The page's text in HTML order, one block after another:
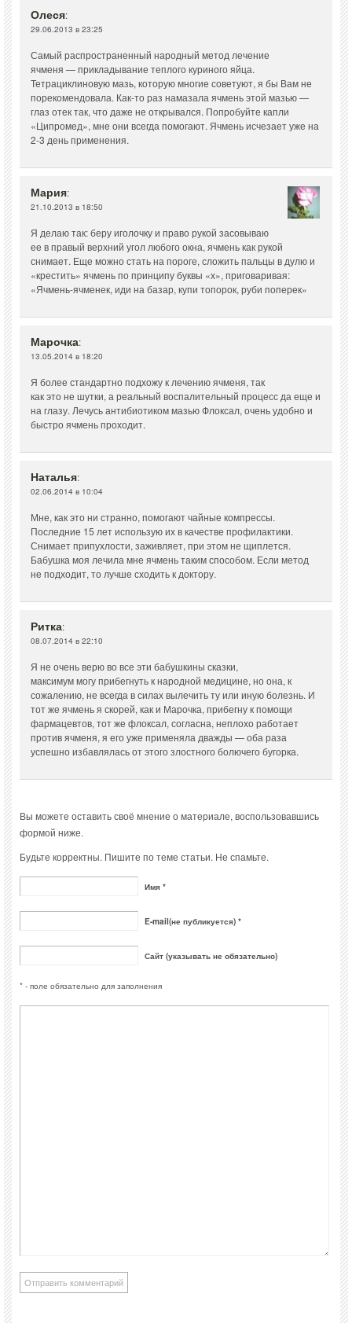
Олеся:
29.06.2013 в 23:25
Самый распространенный народный метод лечение
ячменя — прикладывание теплого куриного яйца.
Тетрациклиновую мазь, которую многие советуют, я бы Вам не
порекомендовала. Как-то раз намазала ячмень этой мазью —
глаз отек так, что даже не открывался. Попробуйте капли
«Ципромед», мне они всегда помогают. Ячмень исчезает уже на
2-3 день применения.
Мария:
21.10.2013 в 18:50
Я делаю так: беру иголочку и право рукой засовываю
ее в правый верхний угол любого окна, ячмень как рукой
снимает. Еще можно стать на пороге, сложить пальцы в дулю и
«крестить» ячмень по принципу буквы «х», приговаривая:
«Ячмень-ячменек, иди на базар, купи топорок, руби поперек»
Марочка:
13.05.2014 в 18:20
Я более стандартно подхожу к лечению ячменя, так
как это не шутки, а реальный воспалительный процесс да еще и
на глазу. Лечусь антибиотиком мазью Флоксал, очень удобно и
быстро ячмень проходит.
Наталья:
02.06.2014 в 10:04
Мне, как это ни странно, помогают чайные компрессы.
Последние 15 лет использую их в качестве профилактики.
Снимает припухлости, заживляет, при этом не щиплется.
Бабушка моя лечила мне ячмень таким способом. Если метод
не подходит, то лучше сходить к доктору.
Ритка:
08.07.2014 в 22:10
Я не очень верю во все эти бабушкины сказки,
максимум могу прибегнуть к народной медицине, но она, к
сожалению, не всегда в силах вылечить ту или иную болезнь. И
тот же ячмень я скорей, как и Марочка, прибегну к помощи
фармацевтов, тот же флоксал, согласна, неплохо работает
против ячменя, я его уже применяла дважды — оба раза
успешно избавлялась от этого злостного болючего бугорка.
Вы можете оставить своё мнение о материале, воспользовавшись
формой ниже.
Будьте корректны. Пишите по теме статьи. Не спамьте.
Имя *
E-mail(не публикуется) *
Сайт (указывать не обязательно)
* - поле обязательно для заполнения